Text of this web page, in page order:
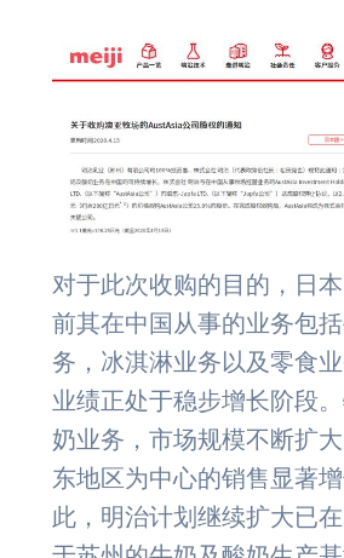
对于此次收购的目的，日
前其在中国从事的业务包
务，冰淇淋业务以及零食
业绩正处于稳步增长阶段
奶业务，市场规模不断扩
东地区为中心的销售显著
此，明治计划继续扩大已